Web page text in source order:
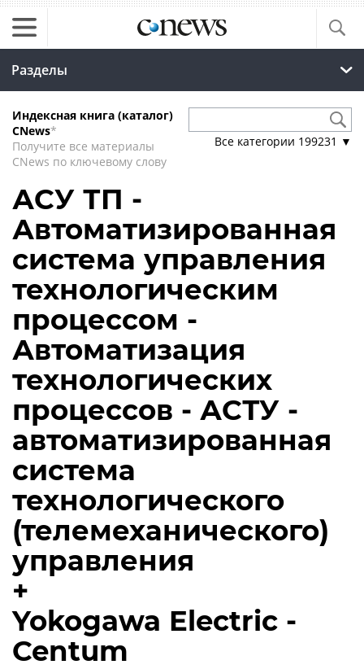
Разделы
Индексная книга (каталог)
CNews*
Получите все материалы
CNews по ключевому слову
Все категории 199231 ▼
АСУ ТП -
Автоматизированная
система управления
технологическим
процессом -
Автоматизация
технологических
процессов - АСТУ -
автоматизированная
система
технологического
(телемеханического)
управления
+
Yokogawa Electric -
Centum